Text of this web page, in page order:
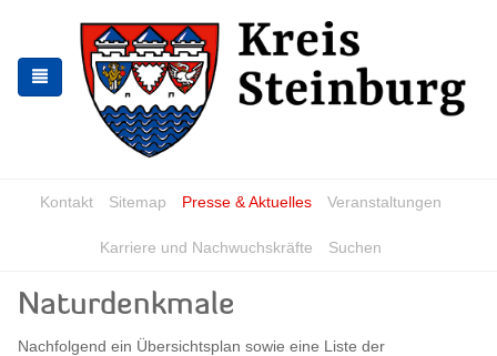
springen
springen
Kontakt Sitemap Presse & Aktuelles Veranstaltungen
Karriere und Nachwuchskräfte Suchen
Naturdenkmale
Nachfolgend ein Übersichtsplan sowie eine Liste der